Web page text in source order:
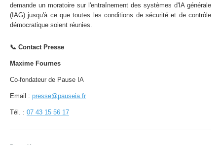
demande un moratoire sur l'entraînement des systèmes d'IA générale
(IAG) jusqu'à ce que toutes les conditions de sécurité et de contrôle
démocratique soient réunies.
📞 Contact Presse
Maxime Fournes
Co-fondateur de Pause IA
Email : presse@pauseia.fr
Tél. : 07 43 15 56 17